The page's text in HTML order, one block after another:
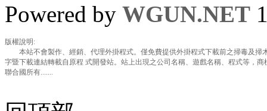
Powered by WGUN.NET
版權說明:
本站不會製作、經銷、代理外掛程式。僅免費提供外掛程式下載前之掃毒及掃
字暨下載連結轉載自原程 式開發站。站上出現之公司名稱、遊戲名稱、程式等，
聯合國所有.......